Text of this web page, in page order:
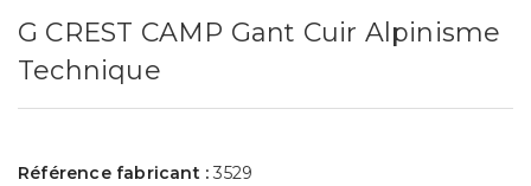
G CREST CAMP Gant Cuir Alpinisme
Technique
Référence fabricant : 3529